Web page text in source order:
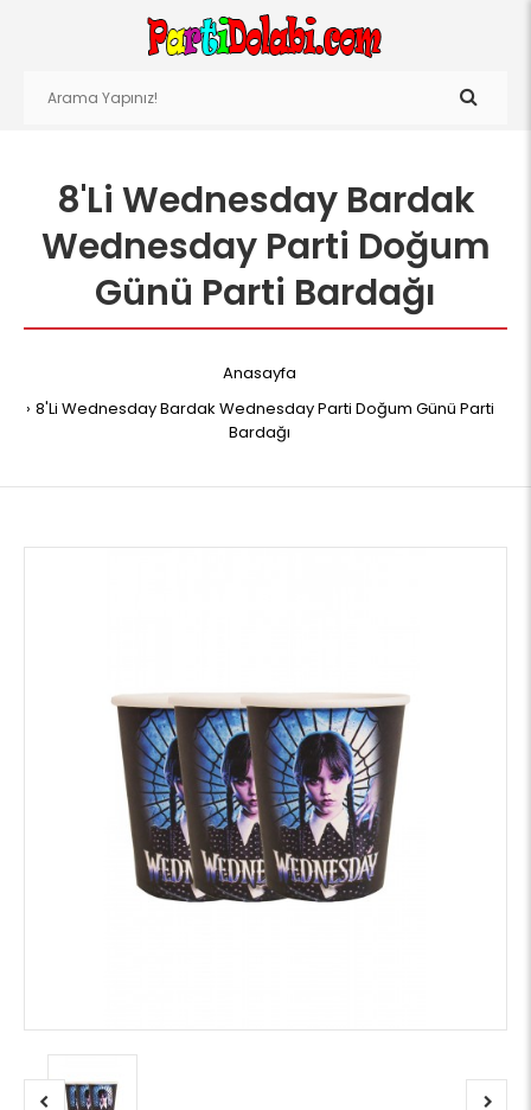
8'Li Wednesday Bardak
Wednesday Parti Doğum
Günü Parti Bardağı
Anasayfa
8'Li Wednesday Bardak Wednesday Parti Doğum Günü Parti
Bardağı